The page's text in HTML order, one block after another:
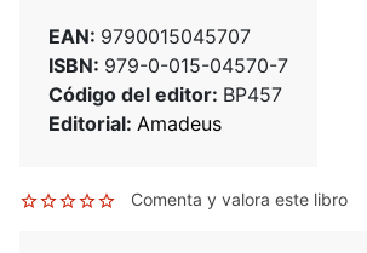
EAN: 9790015045707
ISBN: 979-0-015-04570-7
Código del editor: BP457
Editorial: Amadeus
Comenta y valora este libro